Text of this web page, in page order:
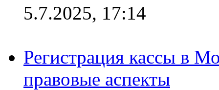
5.7.2025, 17:14
Регистрация кассы в
правовые аспекты